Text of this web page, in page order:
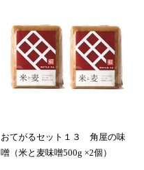
おてがるセット１３ 角屋の味
噌（米と麦味噌500g ×2個）